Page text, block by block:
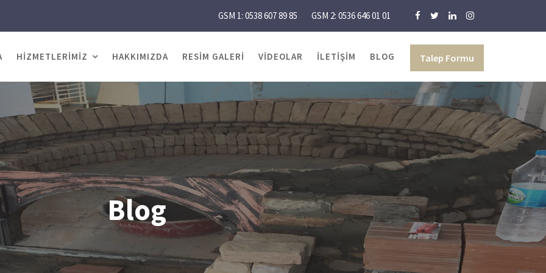
GSM 1: 0538 607 89 85 GSM 2: 0536 646 01 01
Talep Formu
HIZMETLERIMIZ HAKKIMIZDA RESIM GALERI VIDEOLAR İLETIŞIM BLOG
Blog